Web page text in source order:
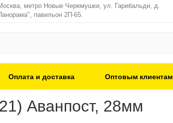
метро Новые Черемушки, ул. Гарибальди, д.
павильон 2П-65.
Оплата и доставка Оптовым клиентам
Аванпост, 28мм